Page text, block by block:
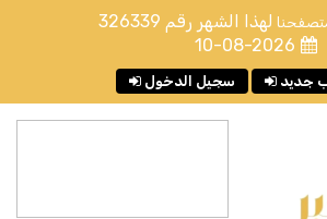
لهذا الشهر رقم 326339
10-08-2026
سجيل الدخول جديد